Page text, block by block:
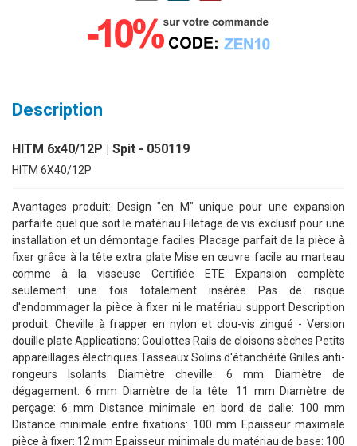
Description
HITM 6x40/12P | Spit - 050119
HITM 6X40/12P
Avantages produit: Design "en M" unique pour une expansion
parfaite quel que soit le matériau Filetage de vis exclusif pour une
installation et un démontage faciles Placage parfait de la pièce à
fixer grâce à la tête extra plate Mise en œuvre facile au marteau
comme à la visseuse Certifiée ETE Expansion complète
seulement une fois totalement insérée Pas de risque
d'endommager la pièce à fixer ni le matériau support Description
produit: Cheville à frapper en nylon et clou-vis zingué - Version
douille plate Applications: Goulottes Rails de cloisons sèches Petits
appareillages électriques Tasseaux Solins d'étanchéité Grilles anti-
rongeurs Isolants Diamètre cheville: 6 mm Diamètre de
dégagement: 6 mm Diamètre de la tête: 11 mm Diamètre de
perçage: 6 mm Distance minimale en bord de dalle: 100 mm
Distance minimale entre fixations: 100 mm Epaisseur maximale
pièce à fixer: 12 mm Epaisseur minimale du matériau de base: 100